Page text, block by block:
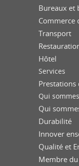
Bureaux et
Commerce
Transport
Hôtel
Services
Prestations
Qui
Qui
Durabilité
Innover
Qualité et
Membre